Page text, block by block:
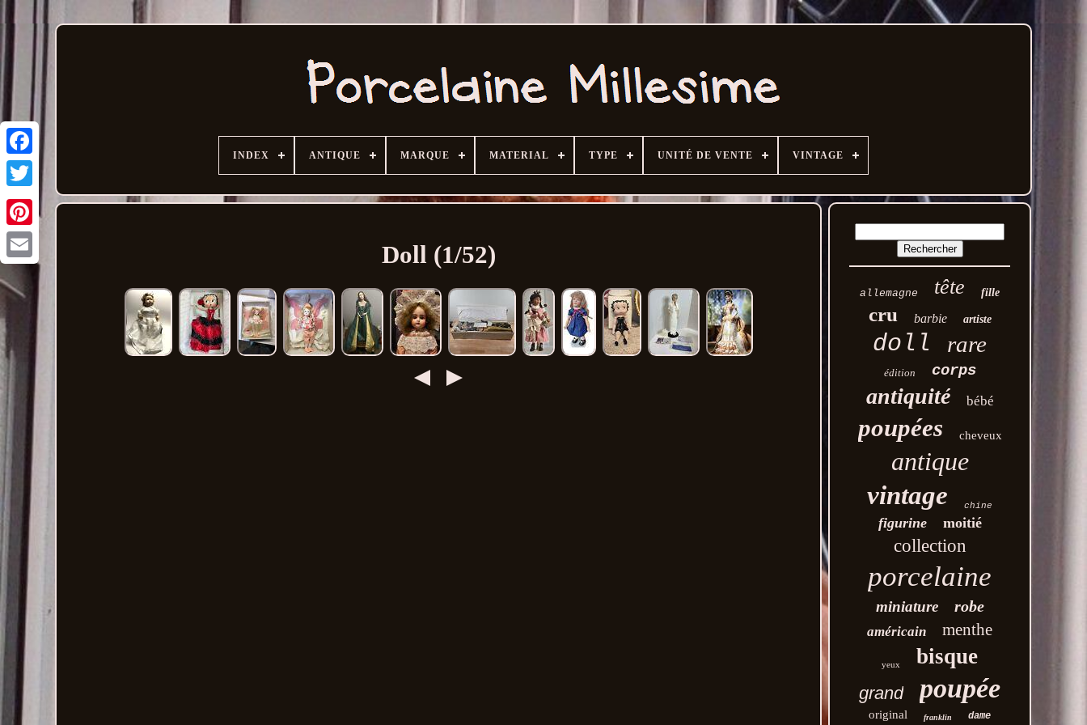
Email
INDEX ANTIQUE MARQUE MATERIAL TYPE UNITÉ DE VENTE VINTAGE
Doll (1/52)
allemagne tête fille
cru barbie artiste
doll rare
édition corps
antiquité bébé
poupées cheveux
antique
vintage
chine
figurine moitié
collection
porcelaine
miniature robe
américain menthe
yeux bisque
grand poupée
original franklin dame